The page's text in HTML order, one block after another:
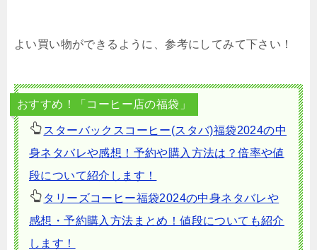
よい買い物ができるように、参考にしてみて下さい！
おすすめ！「コーヒー店の福袋」
スターバックスコーヒー(スタバ)福袋2024の中
身ネタバレや感想！予約や購入方法は？倍率や値
段について紹介します！
タリーズコーヒー福袋2024の中身ネタバレや
感想・予約購入方法まとめ！値段についても紹介
します！